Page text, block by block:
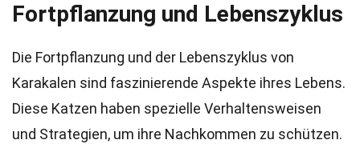
Fortpflanzung und Lebenszyklus
Die Fortpflanzung und der Lebenszyklus von
Karakalen sind faszinierende Aspekte ihres Lebens.
Diese Katzen haben spezielle Verhaltensweisen
und Strategien, um ihre Nachkommen zu schützen.